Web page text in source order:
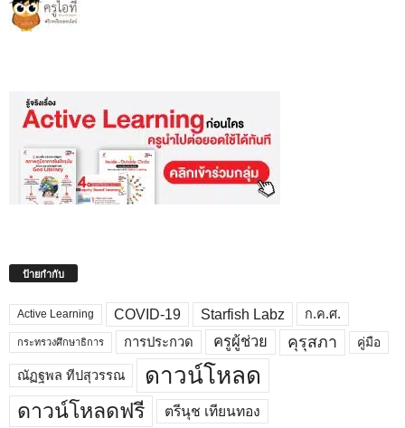
ป้ายกำกับ
Active Learning COVID-19 Starfish Labz ก.ค.ศ.
กระทรวงศึกษาธิการ การประกวด ครูผู้ช่วย คุรุสภา คู่มือ
ณัฏฐพล ทีปสุวรรณ ดาวน์โหลด
ดาวน์โหลดฟรี ตรีนุช เทียนทอง